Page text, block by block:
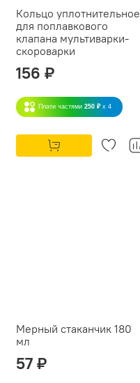
Кольцо уплотнительное
для поплавкового
клапана мультиварки-
скороварки
156 ₽
Плати частями 250 ₽ x 4
Мерный стаканчик 180
мл
57 ₽